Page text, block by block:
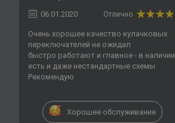
06.01.2020 Отлично
Очень хорошее качество кулачковых
переключателей не ожидал
быстро работают и главное - в наличии
есть и даже нестандартные схемы
Рекомендую
Хорошее обслуживание